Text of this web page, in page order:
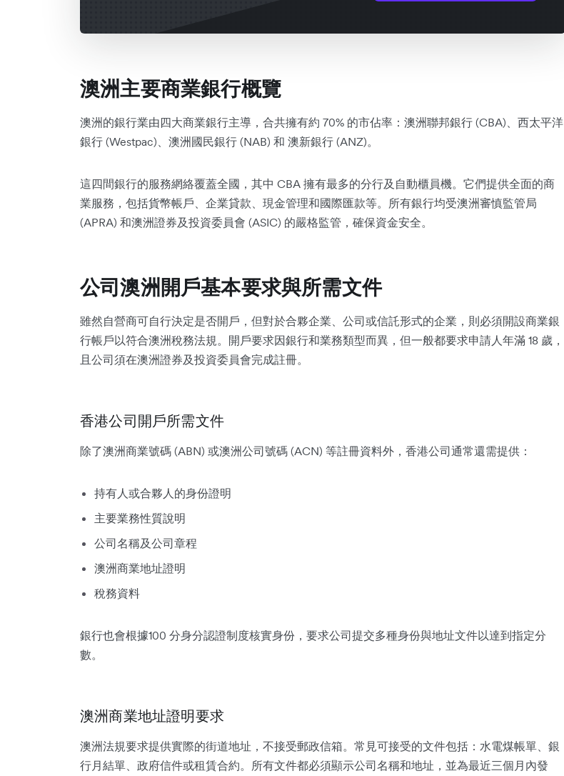
澳洲主要商業銀行概覽
澳洲的銀行業由四大商業銀行主導，合共擁有約 70% 的市佔率：澳洲聯邦銀行 (CBA)、西太平洋
銀行 (Westpac)、澳洲國民銀行 (NAB) 和 澳新銀行 (ANZ)。
這四間銀行的服務網絡覆蓋全國，其中 CBA 擁有最多的分行及自動櫃員機。它們提供全面的商
業服務，包括貨幣帳戶、企業貸款、現金管理和國際匯款等。所有銀行均受澳洲審慎監管局
(APRA) 和澳洲證券及投資委員會 (ASIC) 的嚴格監管，確保資金安全。
公司澳洲開戶基本要求與所需文件
雖然自營商可自行決定是否開戶，但對於合夥企業、公司或信託形式的企業，則必須開設商業銀
行帳戶以符合澳洲稅務法規。開戶要求因銀行和業務類型而異，但一般都要求申請人年滿 18 歲，
且公司須在澳洲證券及投資委員會完成註冊。
香港公司開戶所需文件
除了澳洲商業號碼 (ABN) 或澳洲公司號碼 (ACN) 等註冊資料外，香港公司通常還需提供：
持有人或合夥人的身份證明
主要業務性質說明
公司名稱及公司章程
澳洲商業地址證明
稅務資料
銀行也會根據100 分身分認證制度核實身份，要求公司提交多種身份與地址文件以達到指定分
數。
澳洲商業地址證明要求
澳洲法規要求提供實際的街道地址，不接受郵政信箱。常見可接受的文件包括：水電煤帳單、銀
行月結單、政府信件或租賃合約。所有文件都必須顯示公司名稱和地址，並為最近三個月內發